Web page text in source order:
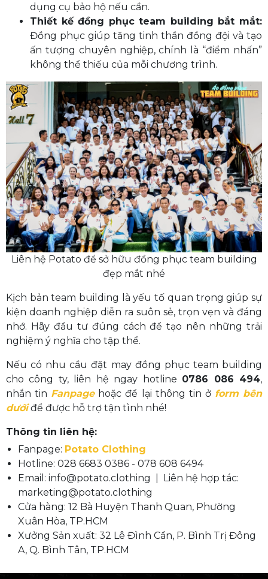
dụng cụ bảo hộ nếu cần.
Thiết kế đồng phục team building bắt mắt:
Đồng phục giúp tăng tinh thần đồng đội và tạo
ấn tượng chuyên nghiệp, chính là “điểm nhấn”
không thể thiếu của mỗi chương trình.
Liên hệ Potato để sở hữu đồng phục team building
đẹp mắt nhé
Kịch bản team building là yếu tố quan trọng giúp sự
kiện doanh nghiệp diễn ra suôn sẻ, trọn vẹn và đáng
nhớ. Hãy đầu tư đúng cách để tạo nên những trải
nghiệm ý nghĩa cho tập thể.
Nếu có nhu cầu đặt may đồng phục team building
cho công ty, liên hệ ngay hotline 0786 086 494,
nhắn tin Fanpagehoặc để lại thông tin ở form bên
dướiđể được hỗ trợ tận tình nhé!
Thông tin liên hệ:
Fanpage: Potato Clothing
Hotline: 028 6683 0386 - 078 608 6494
Email: info@potato.clothing | Liên hệ hợp tác:
marketing@potato.clothing
Cửa hàng: 12 Bà Huyện Thanh Quan, Phường
Xuân Hòa, TP.HCM
Xưởng Sản xuất: 32 Lê Đình Cẩn, P. Bình Trị Đông
A, Q. Bình Tân, TP.HCM